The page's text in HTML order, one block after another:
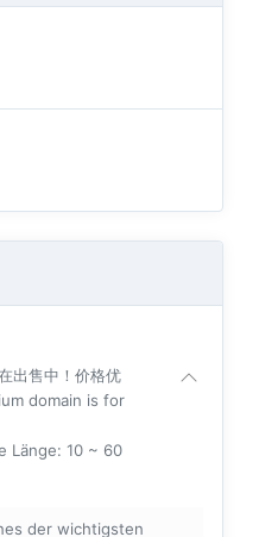
出售中！价格优
domain is for
Länge: 10 ~ 60
der wichtigsten